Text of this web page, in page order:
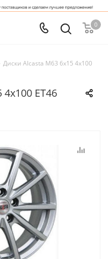
0
Диски Alcasta M63 6x15 4x100
ET46